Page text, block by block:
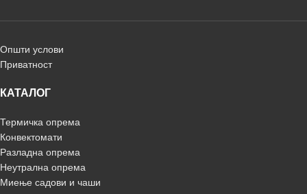
Општи услови
Приватност
КАТАЛОГ
Термичка опрема
Конвектомати
Разладна опрема
Неутрална опрема
Миење садови и чаши